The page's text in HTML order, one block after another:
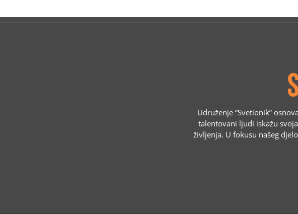
Udruženje “Svetionik”
talentovani ljudi iskažu
življenja. U fokusu našeg